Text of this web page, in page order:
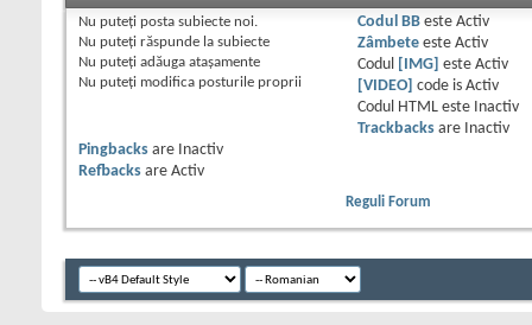
Nu puteţi posta subiecte noi.
Nu puteţi răspunde la subiecte
Nu puteţi adăuga ataşamente
Nu puteţi modifica posturile proprii
Codul BBeste Activ
Zâmbeteeste Activ
Codul
[IMG] este Activ
[VIDEO] code is Activ
Codul HTML este
Inactiv
Trackbacksare
Inactiv
Pingbacks are
Inactiv
Refbacks are Activ
Reguli Forum